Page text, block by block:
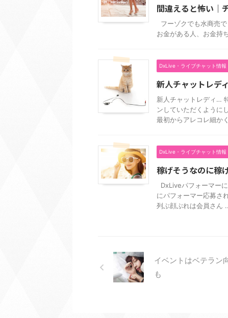
間違えると怖い｜
フーゾクでも水商売
お金がある人、お金持
DxLive・ライブチャット情報
新人チャットレデ
新人チャットレディ…
ンしていただくように
最初からアレコレ細か
DxLive・ライブチャット情報
稼げそうなのに稼
DxLiveパフォーマー
にパフォーマー応募さ
列ぶ顔ぶれは会員さん
イベントはベテラン
も